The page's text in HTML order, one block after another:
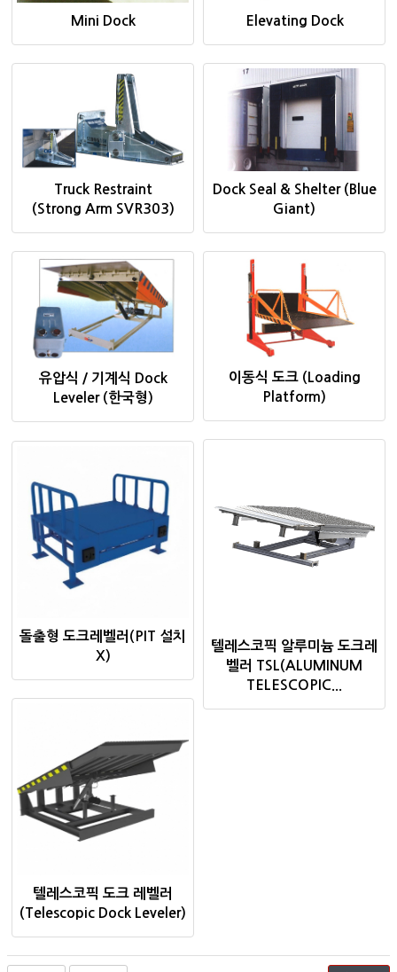
Mini Dock Elevating Dock
Truck Restraint
(Strong Arm SVR303)
Dock Seal & Shelter (Blue
Giant)
유압식 / 기계식 Dock
Leveler (한국형)
이동식 도크 (Loading
Platform)
텔레스코픽 알루미늄 도크레
벨러 TSL(ALUMINUM
TELESCOPIC...
돌출형 도크레벨러(PIT 설치
X)
텔레스코픽 도크 레벨러
(Telescopic Dock Leveler)